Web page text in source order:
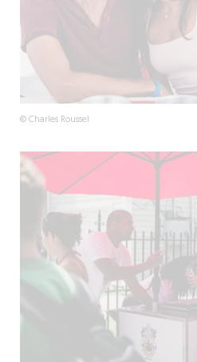
© Charles Roussel